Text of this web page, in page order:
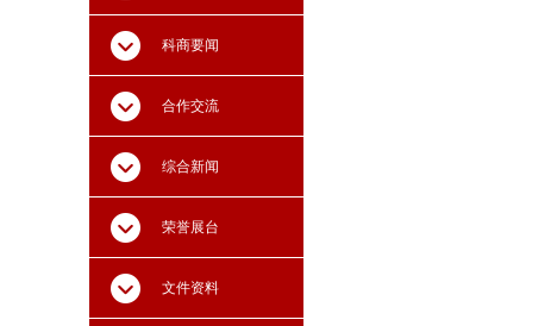
科商要闻
合作交流
综合新闻
荣誉展台
文件资料